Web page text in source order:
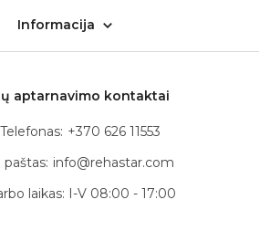
Informacija
aptarnavimo kontaktai
Telefonas: +370 626 11553
paštas: info@rehastar.com
laikas: I-V 08:00 - 17:00